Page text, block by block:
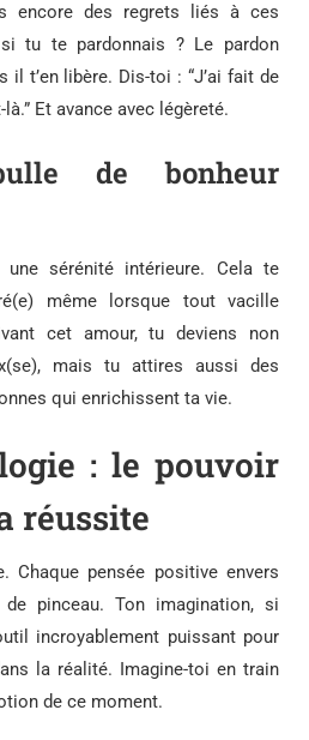
encore des regrets liés à ces
tu te pardonnais ? Le pardon
il t’en libère. Dis-toi : “J’ai fait de
Et avance avec légèreté.
de bonheur
une sérénité intérieure. Cela te
même lorsque tout vacille
cet amour, tu deviens non
mais tu attires aussi des
qui enrichissent ta vie.
: le pouvoir
réussite
Chaque pensée positive envers
pinceau. Ton imagination, si
incroyablement puissant pour
la réalité. Imagine-toi en train
de ce moment.